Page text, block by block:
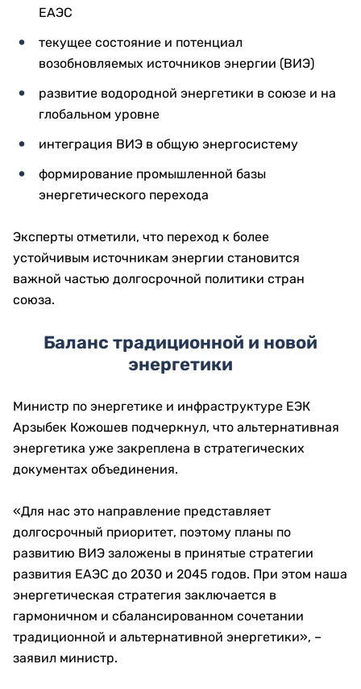
ЕАЭС
текущее состояние и потенциал
возобновляемых источников энергии (ВИЭ)
развитие водородной энергетики в союзе и на
глобальном уровне
интеграция ВИЭ в общую энергосистему
формирование промышленной базы
энергетического перехода
Эксперты отметили, что переход к более
устойчивым источникам энергии становится
важной частью долгосрочной политики стран
союза.
Баланс традиционной и новой
энергетики
Министр по энергетике и инфраструктуре ЕЭК
Арзыбек Кожошев подчеркнул, что альтернативная
энергетика уже закреплена в стратегических
документах объединения.
«Для нас это направление представляет
долгосрочный приоритет, поэтому планы по
развитию ВИЭ заложены в принятые стратегии
развития ЕАЭС до 2030 и 2045 годов. При этом наша
энергетическая стратегия заключается в
гармоничном и сбалансированном сочетании
традиционной и альтернативной энергетики», –
заявил министр.